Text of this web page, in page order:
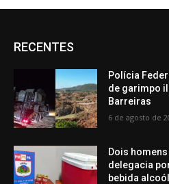
RECENTES
Polícia
de garimpo
Barreiras
6 de agosto de
Dois
delegacia
bebida